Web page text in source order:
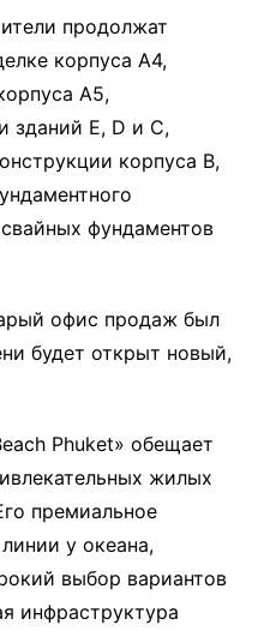
продолжат
корпуса А4,
А5,
зданий E, D и C,
корпуса B,
фундаментов
офис продаж был
будет открыт новый,
Phuket» обещает
жилых
премиальное
у океана,
выбор вариантов
инфраструктура